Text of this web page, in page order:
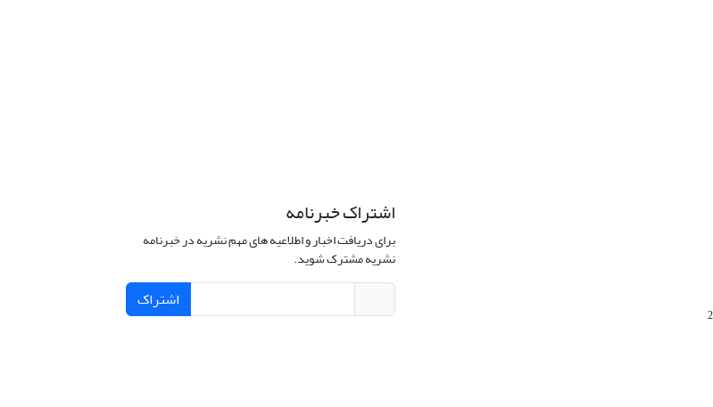
اشتراک خبرنامه
برای دریافت اخبار و اطلاعیه های مهم نشریه در خبرنامه
نشریه مشترک شوید.
اشتراک